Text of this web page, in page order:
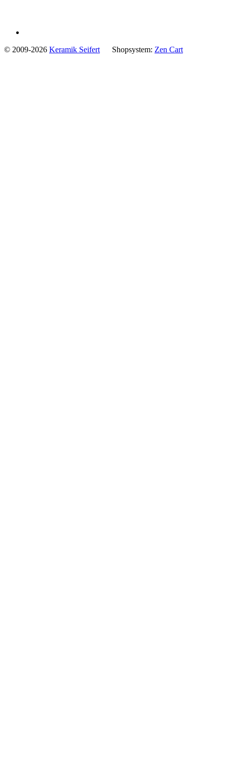
© 2009-2026 Keramik Seifert Shopsystem: Zen Cart